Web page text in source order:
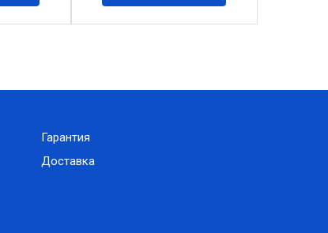
Гарантия
Доставка